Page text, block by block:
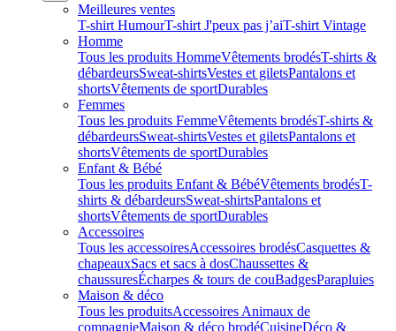
Meilleures ventes
T-shirt HumourT-shirt J'peux pas j’aiT-shirt Vintage
Homme
Tous les produits HommeVêtements brodésT-shirts &
débardeursSweat-shirtsVestes et giletsPantalons et
shortsVêtements de sportDurables
Femmes
Tous les produits FemmeVêtements brodésT-shirts &
débardeursSweat-shirtsVestes et giletsPantalons et
shortsVêtements de sportDurables
Enfant & Bébé
Tous les produits Enfant & BébéVêtements brodésT-
shirts & débardeursSweat-shirtsPantalons et
shortsVêtements de sportDurables
Accessoires
Tous les accessoiresAccessoires brodésCasquettes &
chapeauxSacs et sacs à dosChaussettes &
chaussuresÉcharpes & tours de couBadgesParapluies
Maison & déco
Tous les produitsAccessoires Animaux de
compagnieMaison & déco brodéCuisineDéco &